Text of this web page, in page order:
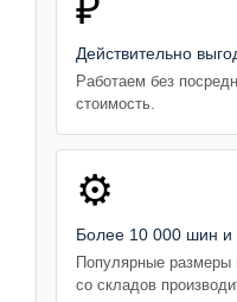
Действительно
Работаем без
стоимость.
⚙️
Более 10 000 шин и
Популярные размеры
со складов